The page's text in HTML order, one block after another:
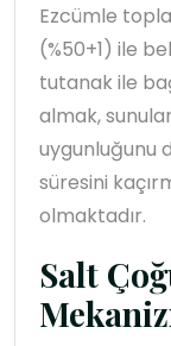
Ezcümle
(%50+1) ile
tutanak ile
almak,
uygunluğunu
süresini
olmaktadır.
Salt